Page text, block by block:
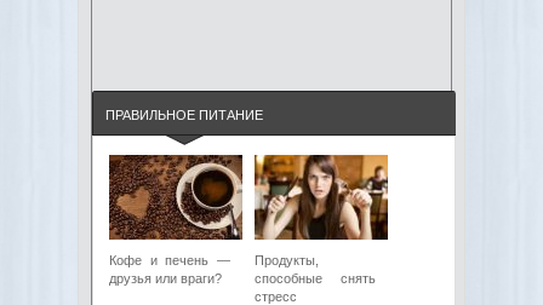
ПРАВИЛЬНОЕ ПИТАНИЕ
Кофе и печень —
друзья или враги?
Продукты,
способные снять
стресс